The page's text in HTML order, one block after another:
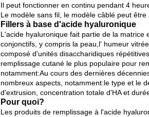
Il peut fonctionner en continu pendant 4
Le modèle sans fil, le modèle câblé peut être
Fillers à base d'acide hyaluronique
L'acide hyaluronique fait partie de la
conjonctifs, y compris la peau,l' humeur
composé d'unités disaccharidiques
remplissage cutané le plus populaire pour
notamment:Au cours des dernières
nombreux aspects, notamment:le type et le
d'extrusion, concentration totale d'HA et
Pour quoi?
Les produits de remplissage à l'acide